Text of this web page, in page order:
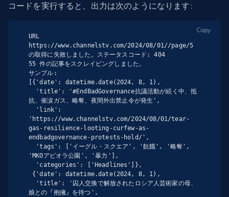
コードを実行すると、出力は次のようになります:
URL
https://www.channelstv.com/2024/08/01//page/5
の取得に失敗しました。ステータスコード: 404
55 件の記事をスクレイピングしました。
サンプル:
[{'date': datetime.date(2024, 8, 1),
抗、催涙ガス、略奪、夜間外出禁止令が発生',
'https://www.channelstv.com/2024/08/01/tear-
gas-resilience-looting-curfew-as-
endbadgovernance-protests-hold/',
'MKOアビオラ公園', '暴力'],
娘との『抱擁』を待つ',
Copy